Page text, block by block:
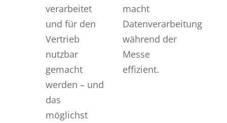
verarbeitet
und für den
Vertrieb
nutzbar
gemacht
werden – und
das
möglichst
macht
Datenverarbeitung
während der
Messe
effizient.